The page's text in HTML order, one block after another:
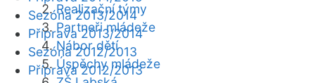
Realizační týmy
Partneři mládeže
Nábor dětí
Úspěchy mládeže
Sezóna 2013/2014
Příprava 2013/2014
Sezóna 2012/2013
Příprava 2012/2013